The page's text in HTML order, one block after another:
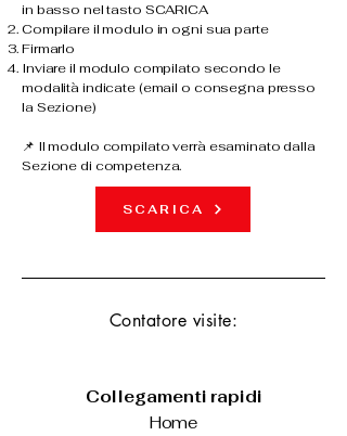
in basso nel tasto SCARICA
Compilare il modulo in ogni sua parte
Firmarlo
Inviare il modulo compilato secondo le
modalità indicate (email o consegna presso
la Sezione)
📌 Il modulo compilato verrà esaminato dalla
Sezione di competenza.
SCARICA
Contatore visite:
Collegamenti rapidi
Home